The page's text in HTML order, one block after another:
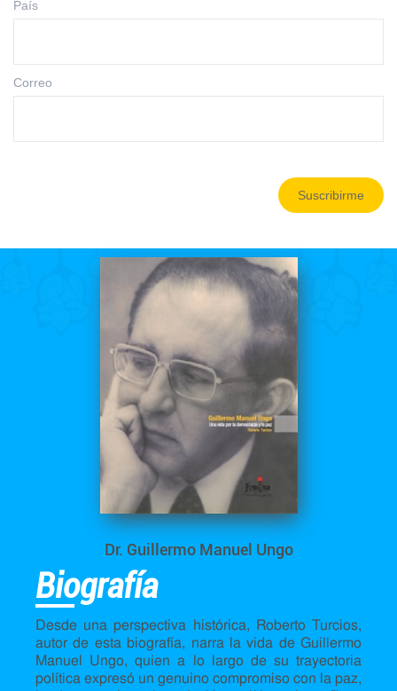
País
Correo
Suscribirme
Dr. Guillermo Manuel Ungo
Biografía
Desde una perspectiva histórica, Roberto Turcios,
autor de esta biografía, narra la vida de Guillermo
Manuel Ungo, quien a lo largo de su trayectoria
política expresó un genuino compromiso con la paz,